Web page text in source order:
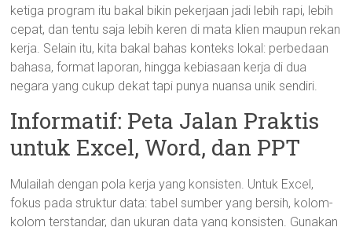
ketiga program itu bakal bikin pekerjaan jadi lebih rapi, lebih
cepat, dan tentu saja lebih keren di mata klien maupun rekan
kerja. Selain itu, kita bakal bahas konteks lokal: perbedaan
bahasa, format laporan, hingga kebiasaan kerja di dua
negara yang cukup dekat tapi punya nuansa unik sendiri.
Informatif: Peta Jalan Praktis
untuk Excel, Word, dan PPT
Mulailah dengan pola kerja yang konsisten. Untuk Excel,
fokus pada struktur data: tabel sumber yang bersih, kolom-
kolom terstandar, dan ukuran data yang konsisten. Gunakan